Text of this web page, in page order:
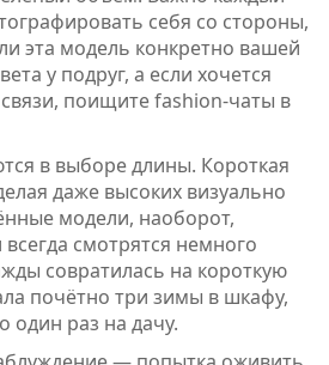
себя со стороны,
эта модель конкретно вашей
у подруг, а если хочется
поищите fashion-чаты в
в выборе длины. Короткая
даже высоких визуально
модели, наоборот,
смотрятся немного
совратилась на короткую
почётно три зимы в шкафу,
один раз на дачу.